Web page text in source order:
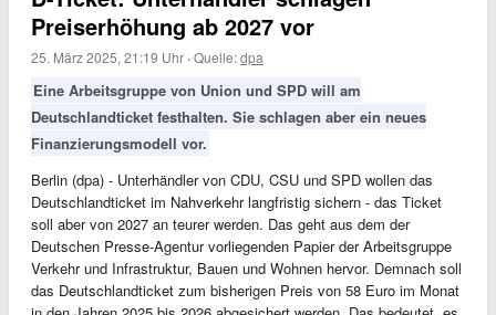
Preiserhöhung ab 2027 vor
25. März 2025, 21:19 Uhr ·Quelle:dpa
Eine Arbeitsgruppe von Union und SPD will am
Deutschlandticket festhalten. Sie schlagen aber ein neues
Finanzierungsmodell vor.
Berlin (dpa) - Unterhändler von CDU, CSU und SPD wollen das
Deutschlandticket im Nahverkehr langfristig sichern - das Ticket
soll aber von 2027 an teurer werden. Das geht aus dem der
Deutschen Presse-Agentur vorliegenden Papier der Arbeitsgruppe
Verkehr und Infrastruktur, Bauen und Wohnen hervor. Demnach soll
das Deutschlandticket zum bisherigen Preis von 58 Euro im Monat